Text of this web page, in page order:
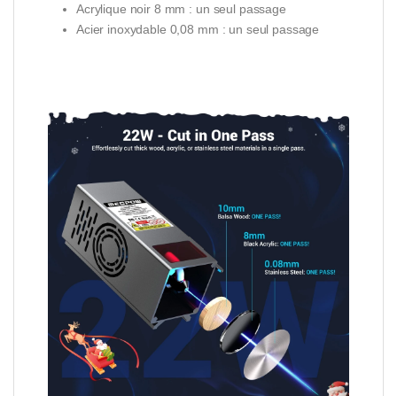
Acrylique noir 8 mm : un seul passage
Acier inoxydable 0,08 mm : un seul passage